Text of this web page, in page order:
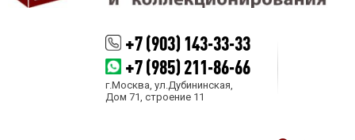
+7 (903) 143-33-33
+7 (985) 211-86-66
г.Москва, ул.Дубининская,
Дом 71, строение 11